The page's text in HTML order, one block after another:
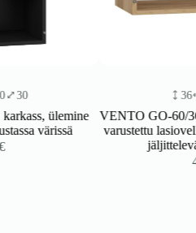
ülemine
värissä
60
VENTO GO-60/36
varustettu
jäljittelevässä